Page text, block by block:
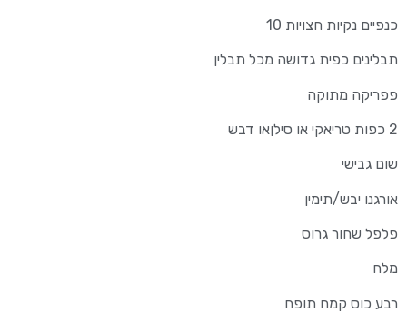
כנפיים נקיות חצויות 10
תבלינים כפית גדושה מכל תבלין
פפריקה מתוקה
2 כפות טריאקי או סילןאו דבש
שום גבישי
אורגנו יבש/תימין
פלפל שחור גרוס
מלח
רבע כוס קמח תופח